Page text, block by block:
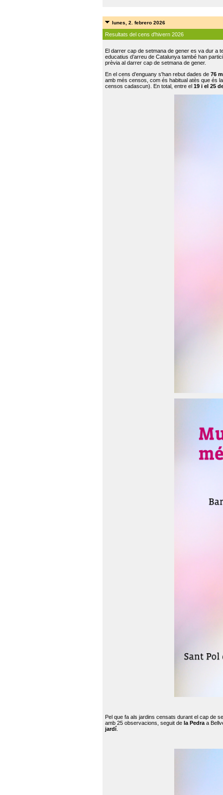
lunes, 2. febrero 2026
Resultats del cens d'hivern 2026
El darrer cap de setmana de gener es va dur a
educatius d’arreu de Catalunya també han
prèvia al darrer cap de setmana de gener.
En el cens d’enguany s'han rebut dades de 76
amb més censos, com és habitual atès que és
censos cadascun). En total, entre el 19 i el 25
Pel que fa als jardins censats durant el cap de
amb 25 observacions, seguit de la Pedra a
jardí